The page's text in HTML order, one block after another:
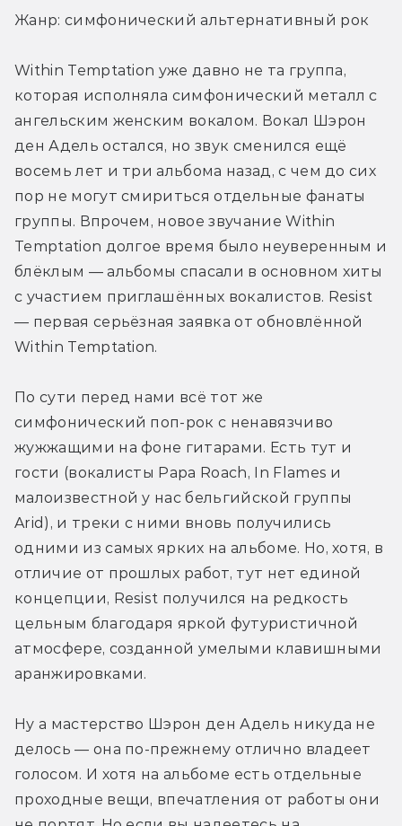
Жанр: симфонический альтернативный рок
Within Temptation уже давно не та группа,
которая исполняла симфонический металл с
ангельским женским вокалом. Вокал Шэрон
ден Адель остался, но звук сменился ещё
восемь лет и три альбома назад, с чем до сих
пор не могут смириться отдельные фанаты
группы. Впрочем, новое звучание Within
Temptation долгое время было неуверенным и
блёклым — альбомы спасали в основном хиты
с участием приглашённых вокалистов. Resist
— первая серьёзная заявка от обновлённой
Within Temptation.
По сути перед нами всё тот же
симфонический поп-рок с ненавязчиво
жужжащими на фоне гитарами. Есть тут и
гости (вокалисты Papa Roach, In Flames и
малоизвестной у нас бельгийской группы
Arid), и треки с ними вновь получились
одними из самых ярких на альбоме. Но, хотя, в
отличие от прошлых работ, тут нет единой
концепции, Resist получился на редкость
цельным благодаря яркой футуристичной
атмосфере, созданной умелыми клавишными
аранжировками.
Ну а мастерство Шэрон ден Адель никуда не
делось — она по-прежнему отлично владеет
голосом. И хотя на альбоме есть отдельные
проходные вещи, впечатления от работы они